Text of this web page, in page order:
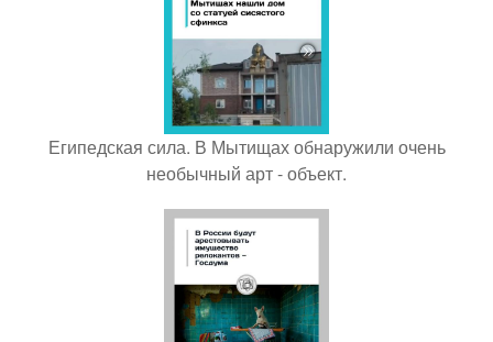
Египедская сила. В Мытищах обнаружили очень
необычный арт - объект.